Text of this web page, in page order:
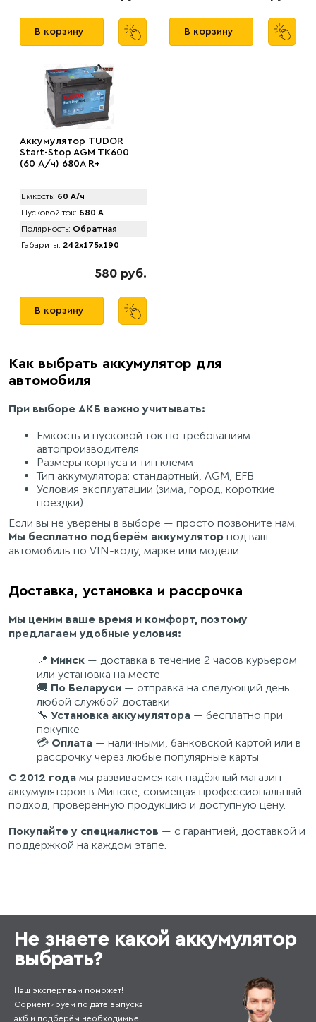
В корзину В корзину
Аккумулятор TUDOR
Start-Stop AGM TK600
(60 А/ч) 680A R+
Емкость: 60 А/ч
Пусковой ток: 680 А
Полярность: Обратная
Габариты: 242x175x190
580 руб.
В корзину
Как выбрать аккумулятор для
автомобиля
При выборе АКБ важно учитывать:
Емкость и пусковой ток по требованиям
автопроизводителя
Размеры корпуса и тип клемм
Тип аккумулятора: стандартный, AGM, EFB
Условия эксплуатации (зима, город, короткие
поездки)
Если вы не уверены в выборе — просто позвоните нам.
Мы бесплатно подберём аккумулятор под ваш
автомобиль по VIN-коду, марке или модели.
Доставка, установка и рассрочка
Мы ценим ваше время и комфорт, поэтому
предлагаем удобные условия:
📍 Минск — доставка в течение 2 часов курьером
или установка на месте
🚚 По Беларуси — отправка на следующий день
любой службой доставки
🔧 Установка аккумулятора — бесплатно при
покупке
💳 Оплата — наличными, банковской картой или в
рассрочку через любые популярные карты
С 2012 года мы развиваемся как надёжный магазин
аккумуляторов в Минске, совмещая профессиональный
подход, проверенную продукцию и доступную цену.
Покупайте у специалистов — с гарантией, доставкой и
поддержкой на каждом этапе.
Не знаете какой аккумулятор
выбрать?
Наш эксперт вам поможет!
Сориентируем по дате выпуска
акб и подберём необходимые